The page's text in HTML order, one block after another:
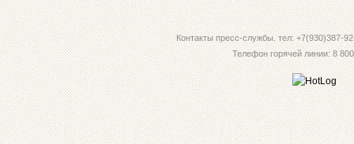
Контакты пресс-службы. тел: +7(930)387-
Телефон горячей линии: 8